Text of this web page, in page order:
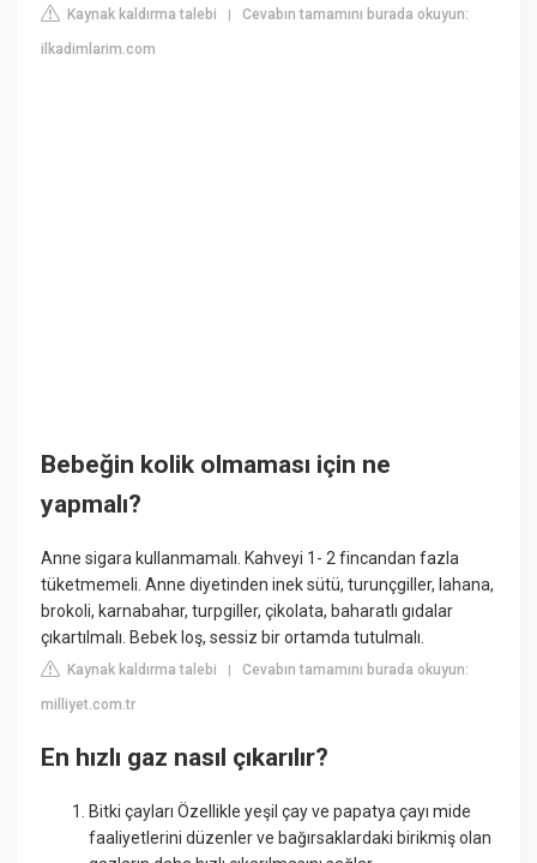
Kaynak kaldırma talebi |Cevabın tamamını burada okuyun:
ilkadimlarim.com
Bebeğin kolik olmaması için ne
yapmalı?
Anne sigara kullanmamalı. Kahveyi 1- 2 fincandan fazla
tüketmemeli. Anne diyetinden inek sütü, turunçgiller, lahana,
brokoli, karnabahar, turpgiller, çikolata, baharatlı gıdalar
çıkartılmalı. Bebek loş, sessiz bir ortamda tutulmalı.
Kaynak kaldırma talebi |Cevabın tamamını burada okuyun:
milliyet.com.tr
En hızlı gaz nasıl çıkarılır?
Bitki çayları Özellikle yeşil çay ve papatya çayı mide
faaliyetlerini düzenler ve bağırsaklardaki birikmiş olan